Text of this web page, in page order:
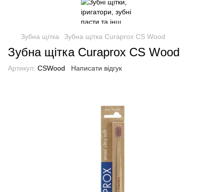
Зубна щітка Зубна щітка Curaprox CS Wood
Зубна щітка Curaprox CS Wood
Артикул: CSWood Написати відгук